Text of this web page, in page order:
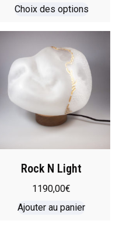
Choix des options
Rock N Light
1190,00€
Ajouter au panier